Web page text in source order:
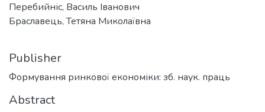
Перебийніс, Василь Іванович
Браславець, Тетяна Миколаївна
Publisher
Формування ринкової економіки: зб. наук. праць
Abstract